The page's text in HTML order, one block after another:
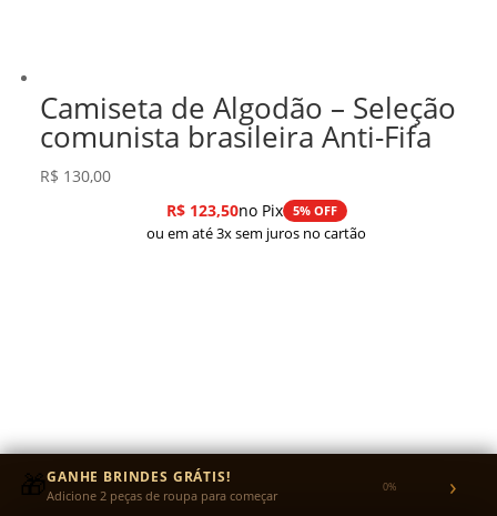
Camiseta de Algodão – Seleção
comunista brasileira Anti-Fifa
R$ 130,00
R$123,50no Pix 5% OFF
ou em até 3x sem juros no cartão
🎁GANHE BRINDES GRÁTIS!
Adicione 2 peças de roupa para começar 0% ›